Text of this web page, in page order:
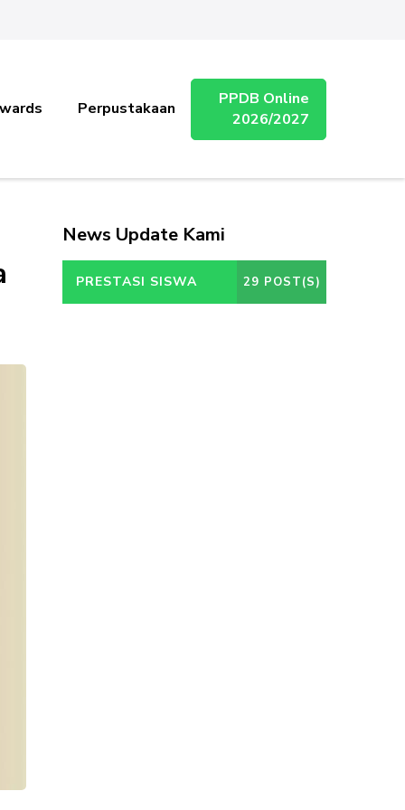
Perpustakaan
PPDB Online
2026/2027
News Update Kami
PRESTASI SISWA 29 POST(S)